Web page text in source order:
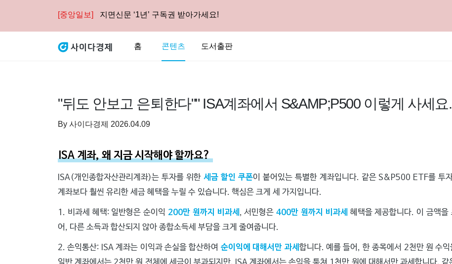
[중앙일보] 지면신문 ‘1년’ 구독권 받아가세요!
홈 콘텐츠 도서출판
"뒤도 안보고 은퇴한다"" ISA계좌에서 S&AMP;P500 이렇게 사세요.
By 사이다경제 2026.04.09